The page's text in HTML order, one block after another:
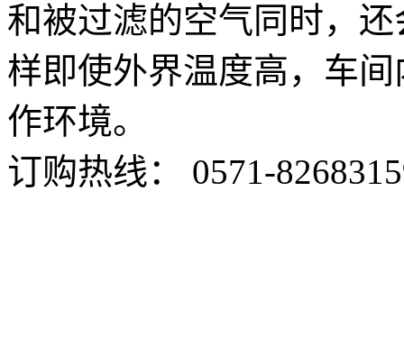
和被过滤的空气同时，
样即使外界温度高，车
作环境。
订购热线：
0571-